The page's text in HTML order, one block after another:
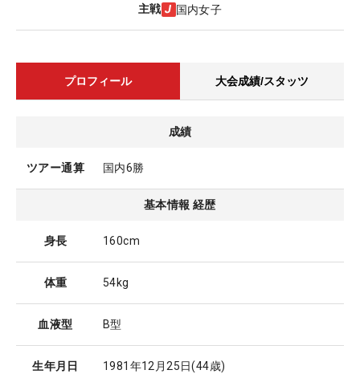
主戦 国内女子
プロフィール 大会成績/スタッツ
成績
ツアー通算 国内6勝
基本情報 経歴
身長 160cm
体重 54kg
血液型 B型
生年月日 1981年12月25日(44歳)